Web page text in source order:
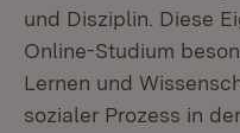
und Disziplin. Diese
Online-Studium
Lernen und
sozialer Prozess in